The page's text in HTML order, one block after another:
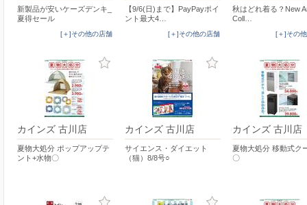
新製品が安いケーズデンキ_
夏得セール
[＋]その他の店舗
【9/6(日)まで】PayPayポイ
ント最大4…
[＋]その他の店舗
秋はどれ着る？New
Coll…
[＋]その
カインズ 古川店
夏物大処分 ポップアップテ
ント+水物〇
カインズ 古川店
サイエンス・ダイエット
（猫）8/8号○
カインズ 古川店
夏物大処分 移動式ク
〇